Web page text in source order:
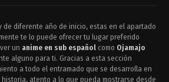
de diferente año de inicio, estas en el apartado
te lo puede ofrecer tu lugar preferido
un anime en sub español como Ojamajo
alguno para ti. Gracias a esta sección
a todo el entramado que se desarrolla en
atento a lo que pueda mostrarse desde